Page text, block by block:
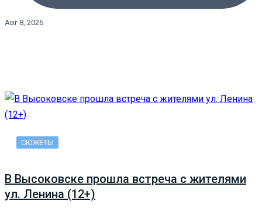
Авг 8, 2026
СЮЖЕТЫ
В Высоковске прошла встреча с жителями
ул. Ленина (12+)